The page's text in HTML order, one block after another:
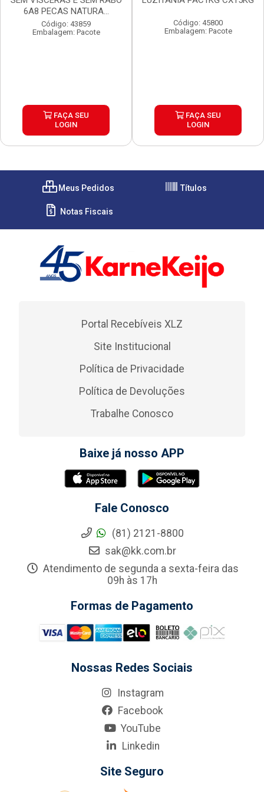
6A8 PECAS NATURA...
Código: 43859
Embalagem: Pacote
FAÇA SEU
LOGIN
Código: 45800
Embalagem: Pacote
FAÇA SEU
LOGIN
Meus Pedidos Títulos
Notas Fiscais
Portal Recebíveis XLZ
Site Institucional
Política de Privacidade
Política de Devoluções
Trabalhe Conosco
Baixe já nosso APP
Fale Conosco
(81) 2121-8800
sak@kk.com.br
Atendimento de segunda a sexta-feira das
09h às 17h
Formas de Pagamento
Nossas Redes Sociais
Instagram
Facebook
YouTube
Linkedin
Site Seguro